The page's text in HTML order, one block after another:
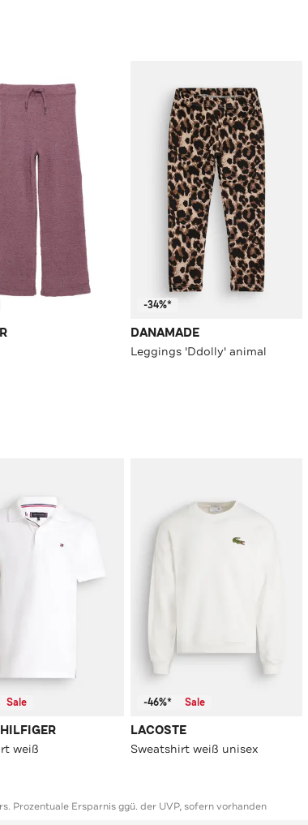
-34%*
DANAMADE
Leggings 'Ddolly' animal
Sale
weiß
-46%* Sale
LACOSTE
Sweatshirt weiß unisex
Prozentuale Ersparnis ggü. der UVP, sofern vorhanden